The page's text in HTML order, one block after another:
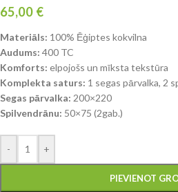
65,00 €
Materiāls: 100% Ēģiptes kokvilna
Audums: 400 TC
Komforts: elpojošs un mīksta tekstūra
Komplekta saturs: 1 segas pārvalka, 2
Segas pārvalka: 200×220
Spilvendrānu: 50×75 (2gab.)
- +
PIEVIENOT